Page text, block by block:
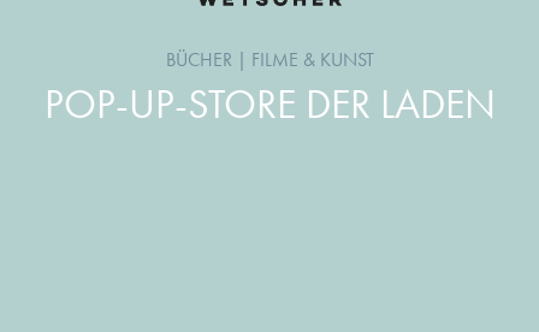
BÜCHER | FILME & KUNST
POP-UP-STORE DER LADEN